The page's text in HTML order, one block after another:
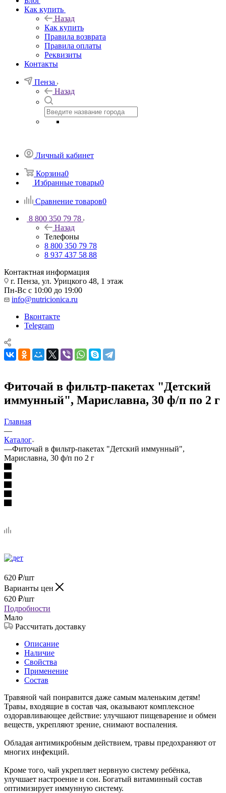
Как купить
Назад
Как купить
Правила возврата
Правила оплаты
Реквизиты
Контакты
Пенза
Назад
Личный кабинет
Корзина0
Избранные товары0
Сравнение товаров0
8 800 350 79 78
Назад
Телефоны
8 800 350 79 78
8 937 437 58 88
Контактная информация
г. Пенза, ул. Урицкого 48, 1 этаж
Пн-Вс с 10:00 до 19:00
info@nutricionica.ru
Вконтакте
Telegram
Фиточай в фильтр-пакетах "Детский
иммунный", Мариславна, 30 ф/п по 2 г
Главная
—
Каталог
—Фиточай в фильтр-пакетах "Детский иммунный",
Мариславна, 30 ф/п по 2 г
620 ₽/шт
Варианты цен
620 ₽/шт
Подробности
Мало
Рассчитать доставку
Описание
Наличие
Свойства
Применение
Состав
Травяной чай понравится даже самым маленьким детям!
Травы, входящие в состав чая, оказывают комплексное
оздоравливающее действие: улучшают пищеварение и обмен
веществ, укрепляют зрение, снимают воспаления.
Обладая антимикробным действием, травы предохраняют от
многих инфекций.
Кроме того, чай укрепляет нервную систему ребёнка,
улучшает настроение и сон. Богатый витаминный состав
оптимизирует иммунную систему.